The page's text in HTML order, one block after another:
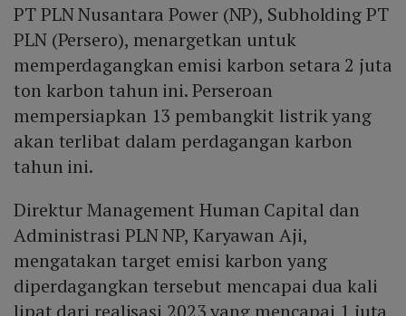
PT PLN Nusantara Power (NP), Subholding PT
PLN (Persero), menargetkan untuk
memperdagangkan emisi karbon setara 2 juta
ton karbon tahun ini. Perseroan
mempersiapkan 13 pembangkit listrik yang
akan terlibat dalam perdagangan karbon
tahun ini.
Direktur Management Human Capital dan
Administrasi PLN NP, Karyawan Aji,
mengatakan target emisi karbon yang
diperdagangkan tersebut mencapai dua kali
lipat dari realisasi 2023 yang mencapai 1 juta